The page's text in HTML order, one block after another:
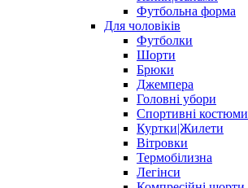
Футбольна форма
Для чоловіків
Футболки
Шорти
Брюки
Джемпера
Головні убори
Спортивні костюми
Куртки|Жилети
Вітровки
Термобілизна
Легінси